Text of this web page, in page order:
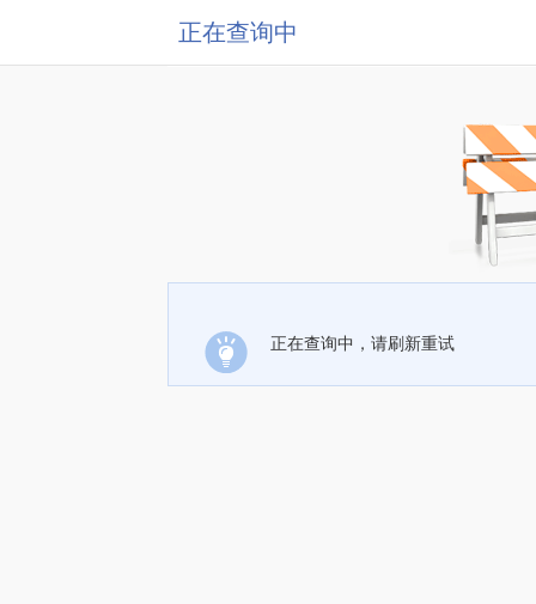
正在查询中
正在查询中，请刷新重试